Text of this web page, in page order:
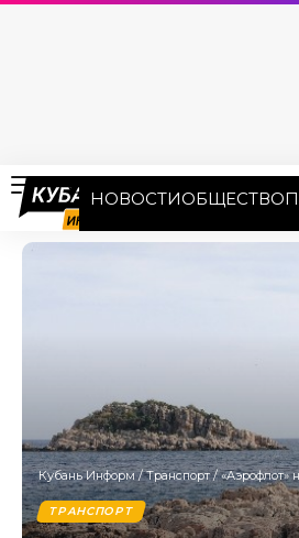
НОВОСТИОБЩЕСТВО
Кубань Информ/Транспорт/«Аэрофлот» назвал
ТРАНСПОРТ